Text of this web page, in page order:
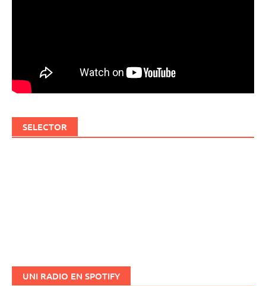
SELECTOR
UNI RADIO EN SPOTIFY